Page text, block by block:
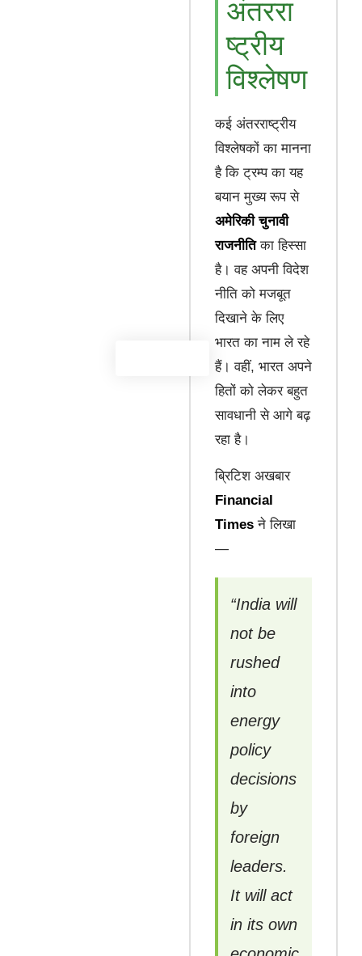
अंतररा
ष्ट्रीय
विश्लेषण
कई अंतरराष्ट्रीय
विश्लेषकों का मानना
है कि ट्रम्प का यह
बयान मुख्य रूप से
अमेरिकी चुनावी
राजनीतिका हिस्सा
है। वह अपनी विदेश
नीति को मजबूत
दिखाने के लिए
भारत का नाम ले रहे
हैं। वहीं, भारत अपने
हितों को लेकर बहुत
सावधानी से आगे बढ़
रहा है।
ब्रिटिश अखबार
Financial
Times ने लिखा
—
“India will
not be
rushed
into
energy
policy
decisions
by
foreign
leaders.
It will act
in its own